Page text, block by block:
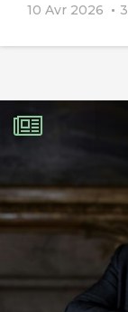
10 Avr 2026 3